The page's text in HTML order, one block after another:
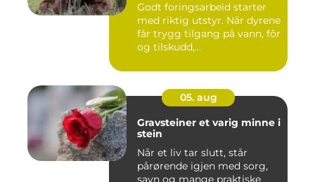
Godt foringsarbeid starter
med riktig utstyr. Når dyrene
får trygg tilgang på vann, fôr
og tilskudd,...
05. aug
Gravsteiner et varig minne i
stein
Når et liv tar slutt, står
pårørende igjen med sorg,
savn og mange praktiske